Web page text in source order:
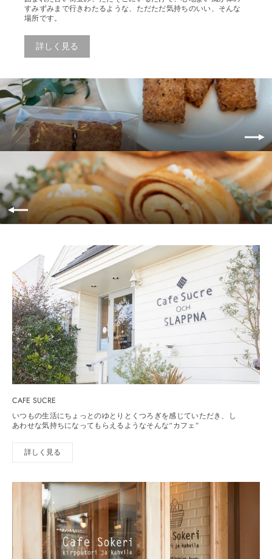
すみずみまで行きわたるような、ただただ気持ちのいい、そんな
場所です。
詳しく見る
CAFE SUCRE
いつもの生活にちょっとのゆとりとくつろぎを感じていただき、し
あわせな気持ちになってもらえるようなそんな“カフェ”
詳しく見る